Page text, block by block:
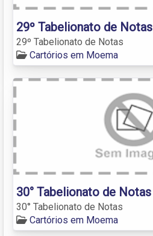
29º Tabelionato de Notas
29º Tabelionato de Notas
Cartórios em Moema
30° Tabelionato de Notas
30° Tabelionato de Notas
Cartórios em Moema